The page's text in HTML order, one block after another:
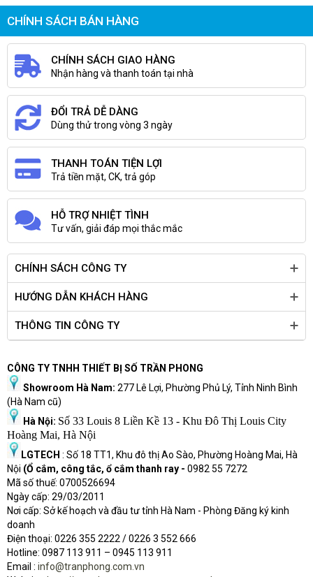
CHÍNH SÁCH BÁN HÀNG
CHÍNH SÁCH GIAO HÀNG
Nhận hàng và thanh toán tại nhà
ĐỔI TRẢ DỄ DÀNG
Dùng thử trong vòng 3 ngày
THANH TOÁN TIỆN LỢI
Trả tiền mặt, CK, trả góp
HỖ TRỢ NHIỆT TÌNH
Tư vấn, giải đáp mọi thắc mắc
CHÍNH SÁCH CÔNG TY
HƯỚNG DẪN KHÁCH HÀNG
THÔNG TIN CÔNG TY
CÔNG TY TNHH THIẾT BỊ SỐ TRẦN PHONG
Showroom Hà Nam: 277 Lê Lợi, Phường Phủ Lý, Tỉnh Ninh Bình
(Hà Nam cũ)
Hà Nội: Số 33 Louis 8 Liền Kề 13 - Khu Đô Thị Louis City
Hoàng Mai, Hà Nội
LGTECH : Số 18 TT1, Khu đô thị Ao Sào, Phường Hoàng Mai, Hà
Nội (Ổ cắm, công tắc, ổ cắm thanh ray - 0982 55 7272
Mã số thuế: 0700526694
Ngày cấp: 29/03/2011
Nơi cấp: Sở kế hoạch và đầu tư tỉnh Hà Nam - Phòng Đăng ký kinh
doanh
Điện thoại: 0226 355 2222 / 0226 3 552 666
Hotine: 0987 113 911 – 0945 113 911
Email : info@tranphong.com.vn